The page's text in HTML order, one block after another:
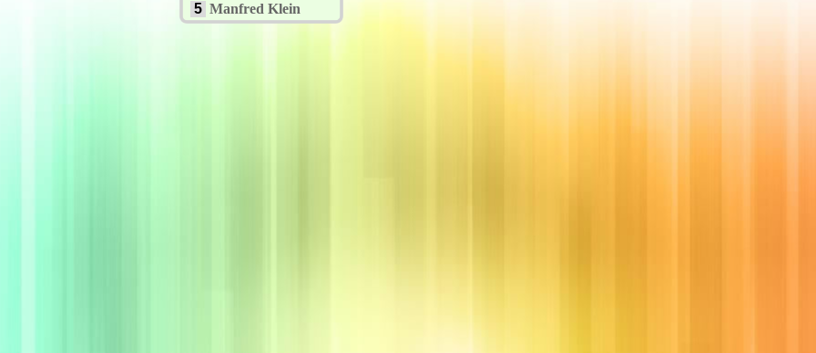
5 Manfred Klein